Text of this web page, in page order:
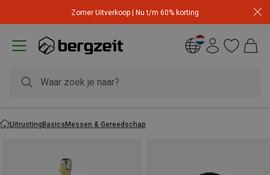
Zomer Uitverkoop | Nu t/m 60% korting
UitrustingBasicsMessen & Gereedschap